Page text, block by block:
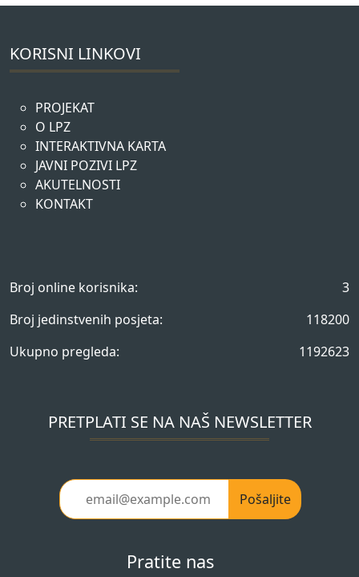
KORISNI LINKOVI
PROJEKAT
O LPZ
INTERAKTIVNA KARTA
JAVNI POZIVI LPZ
AKUTELNOSTI
KONTAKT
Broj online korisnika:
3
Broj jedinstvenih posjeta:
118200
Ukupno pregleda:
1192623
PRETPLATI SE NA NAŠ NEWSLETTER
Pošaljite
Pratite nas